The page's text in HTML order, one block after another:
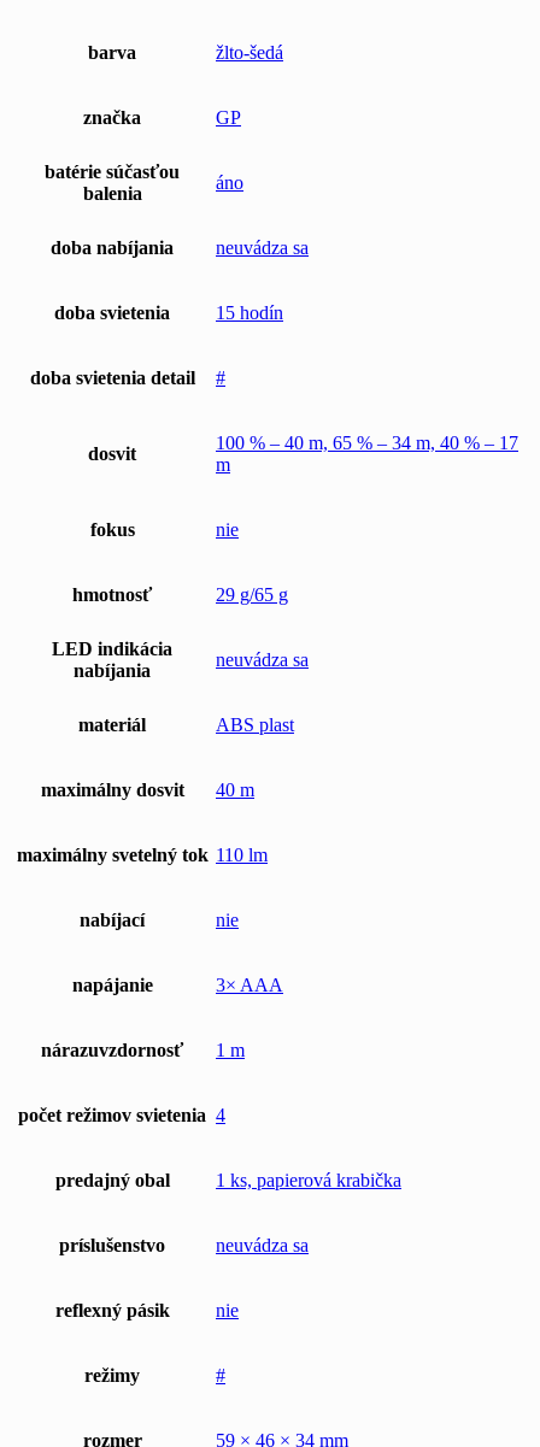
barva žlto-šedá
značka GP
batérie súčasťou
balenia
áno
doba nabíjania neuvádza sa
doba svietenia 15 hodín
doba svietenia detail #
dosvit
100 % – 40 m, 65 % – 34 m, 40 % – 17
m
fokus nie
hmotnosť 29 g/65 g
LED indikácia
nabíjania
neuvádza sa
materiál ABS plast
maximálny dosvit 40 m
maximálny svetelný tok 110 lm
nabíjací nie
napájanie 3× AAA
nárazuvzdornosť 1 m
počet režimov svietenia 4
predajný obal 1 ks, papierová krabička
príslušenstvo neuvádza sa
reflexný pásik nie
režimy #
rozmer 59 × 46 × 34 mm